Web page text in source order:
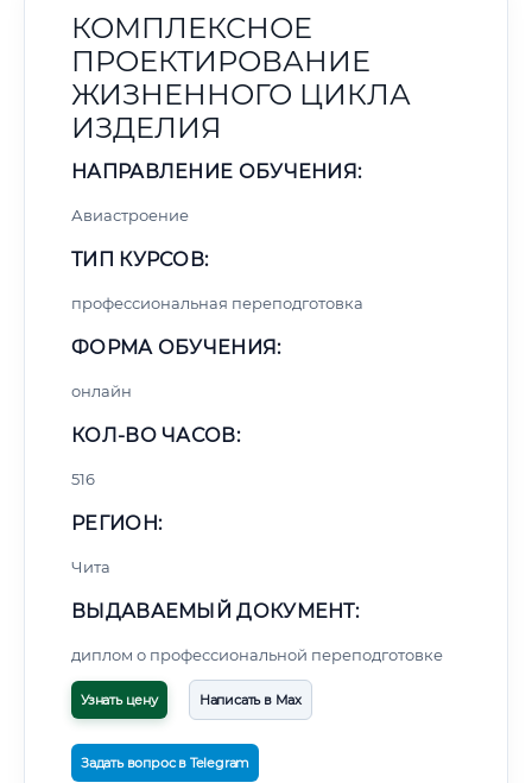
КОМПЛЕКСНОЕ
ПРОЕКТИРОВАНИЕ
ЖИЗНЕННОГО ЦИКЛА
ИЗДЕЛИЯ
НАПРАВЛЕНИЕ ОБУЧЕНИЯ:
Авиастроение
ТИП КУРСОВ:
профессиональная переподготовка
ФОРМА ОБУЧЕНИЯ:
онлайн
КОЛ-ВО ЧАСОВ:
516
РЕГИОН:
Чита
ВЫДАВАЕМЫЙ ДОКУМЕНТ:
диплом о профессиональной переподготовке
Узнать цену Написать в Max
Задать вопрос в Telegram